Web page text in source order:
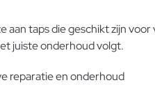
aan taps die geschikt zijn
juiste onderhoud volgt.
reparatie en onderhoud